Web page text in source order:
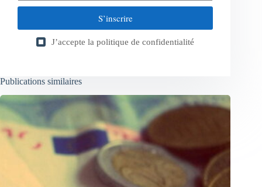
S’inscrire
J’accepte la politique de confidentialité
Publications similaires